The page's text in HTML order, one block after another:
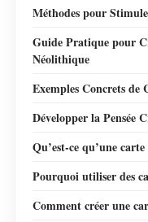
Méthodes pour
Guide Pratique pour
Néolithique
Exemples Concrets de
Développer la Pensée
Qu’est-ce qu’une
Pourquoi utiliser des
Comment créer une